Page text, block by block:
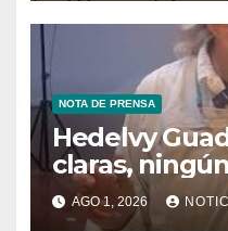
NOTA DE PRENSA
Hedelvy
claras,
conservación
AGO 1, 2026